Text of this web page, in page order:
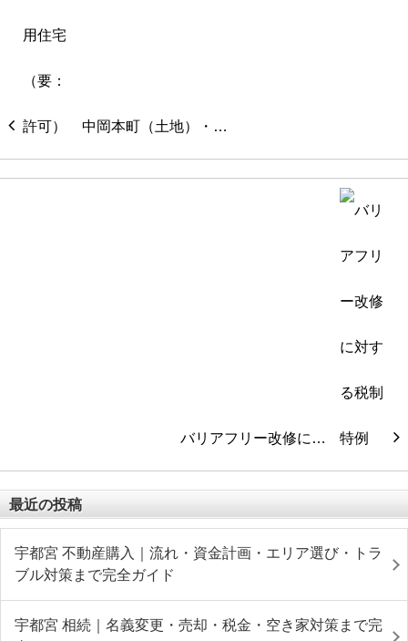
中岡本町（土地）・…
バリアフリー改修に…
最近の投稿
宇都宮 不動産購入｜流れ・資金計画・エリア選び・トラ
ブル対策まで完全ガイド
宇都宮 相続｜名義変更・売却・税金・空き家対策まで完